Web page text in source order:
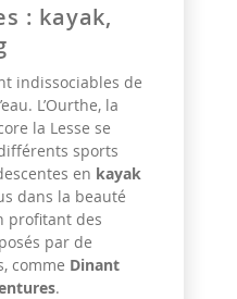
: kayak,
indissociables de
L’Ourthe, la
la Lesse se
sports
en kayak
dans la beauté
profitant des
par de
comme Dinant
.